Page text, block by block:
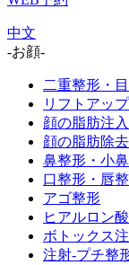
中文
-お顔-
二重整形・
リフトアッ
顔の脂肪注入
顔の脂肪除去
鼻整形・小
口整形・唇
アゴ整形
ヒアルロン
ボトックス
注射-プチ整